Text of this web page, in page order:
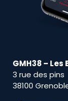
GMH38 –
3 rue des pins
38100